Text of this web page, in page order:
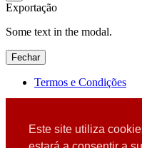
Este site utiliza
Exportação
Some text in the modal.
Fechar
Termos e Condições